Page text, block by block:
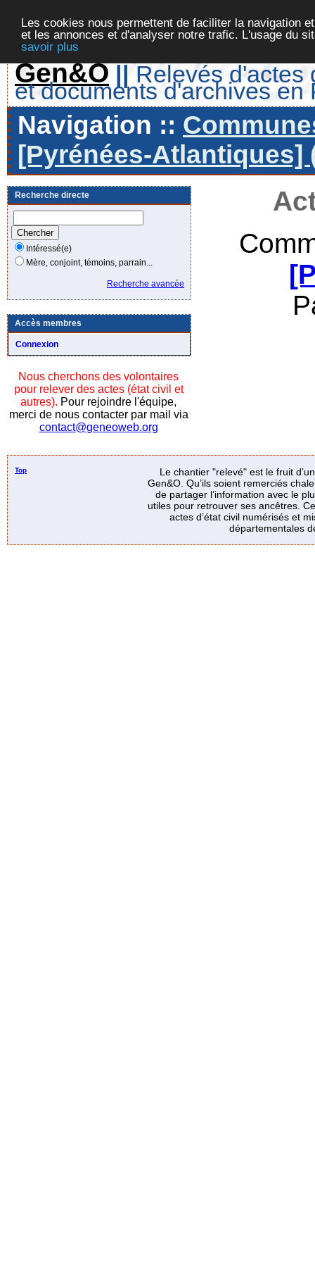
Les cookies nous permettent de faciliter la navigation
et les annonces et d'analyser notre trafic. L'usage du
savoir plus
Gen&O || Relevés d'actes
et documents d'archives en
Navigation ::
[Pyrénées-Atlantiques]
Recherche directe
Intéressé(e)
Mère, conjoint, témoins, parrain...
Recherche avancée
Accès membres
Connexion
Nous cherchons des volontaires
pour relever des actes (état civil et
autres). Pour rejoindre l'équipe,
merci de nous contacter par mail via
contact@geneoweb.org
Top
Le chantier "relevé" est le fruit
Gen&O. Qu’ils soient remerciés
de partager l’information avec le
utiles pour retrouver ses ancêtres.
actes d’état civil numérisés et
départementales